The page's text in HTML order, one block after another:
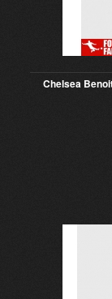
Chelsea